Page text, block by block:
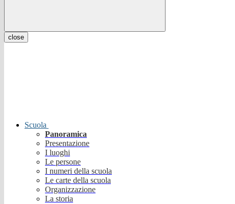
close
Scuola
Panoramica
Presentazione
I luoghi
Le persone
I numeri della scuola
Le carte della scuola
Organizzazione
La storia